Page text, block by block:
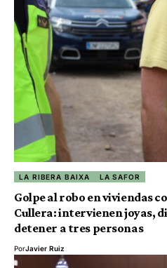
LA RIBERA BAIXA LA SAFOR
Golpe al robo en viviendas
Cullera: intervienen joyas,
detener a tres personas
PorJavier Ruiz